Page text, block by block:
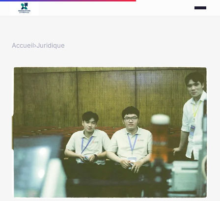
Accueil›Juridique